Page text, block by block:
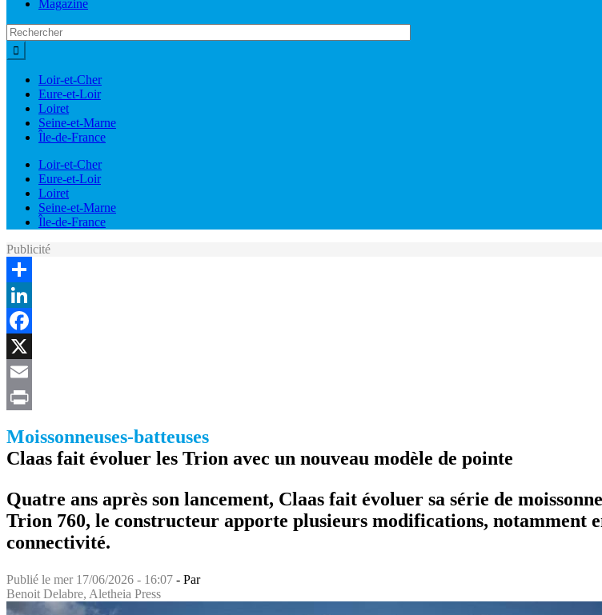
Magazine
Loir-et-Cher
Eure-et-Loir
Loiret
Seine-et-Marne
Île-de-France
Loir-et-Cher
Eure-et-Loir
Loiret
Seine-et-Marne
Île-de-France
Publicité
Share
LinkedIn
Facebook
X
Email
Moissonneuses-batteuses
Claas fait évoluer les Trion avec un nouveau modèle de pointe
Quatre ans après son lancement, Claas fait évoluer sa série de
Trion 760, le constructeur apporte plusieurs modifications, notamment
connectivité.
Publié le mer 17/06/2026 - 16:07 - Par
Benoit Delabre, Aletheia Press